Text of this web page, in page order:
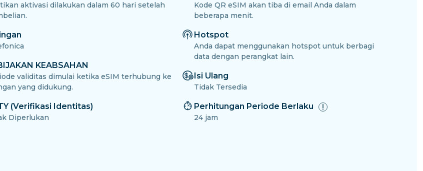
aktivasi dilakukan dalam 60 hari setelah
KEABSAHAN
validitas dimulai ketika eSIM terhubung ke
yang didukung.
(Verifikasi Identitas)
Diperlukan
Kode QR eSIM akan tiba di email Anda dalam
beberapa menit.
Hotspot
Anda dapat menggunakan hotspot untuk berbagi
data dengan perangkat lain.
Isi Ulang
Tidak Tersedia
Perhitungan Periode Berlaku
24 jam